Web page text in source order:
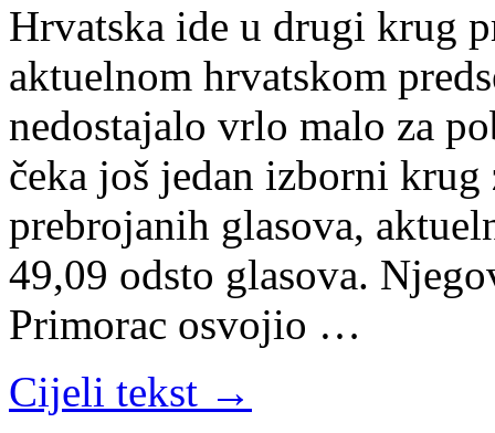
Hrvatska ide u drugi krug
aktuelnom hrvatskom
nedostajalo vrlo malo za
čeka još jedan izborni
prebrojanih glasova,
49,09 odsto glasova.
Primorac osvojio …
Cijeli tekst →